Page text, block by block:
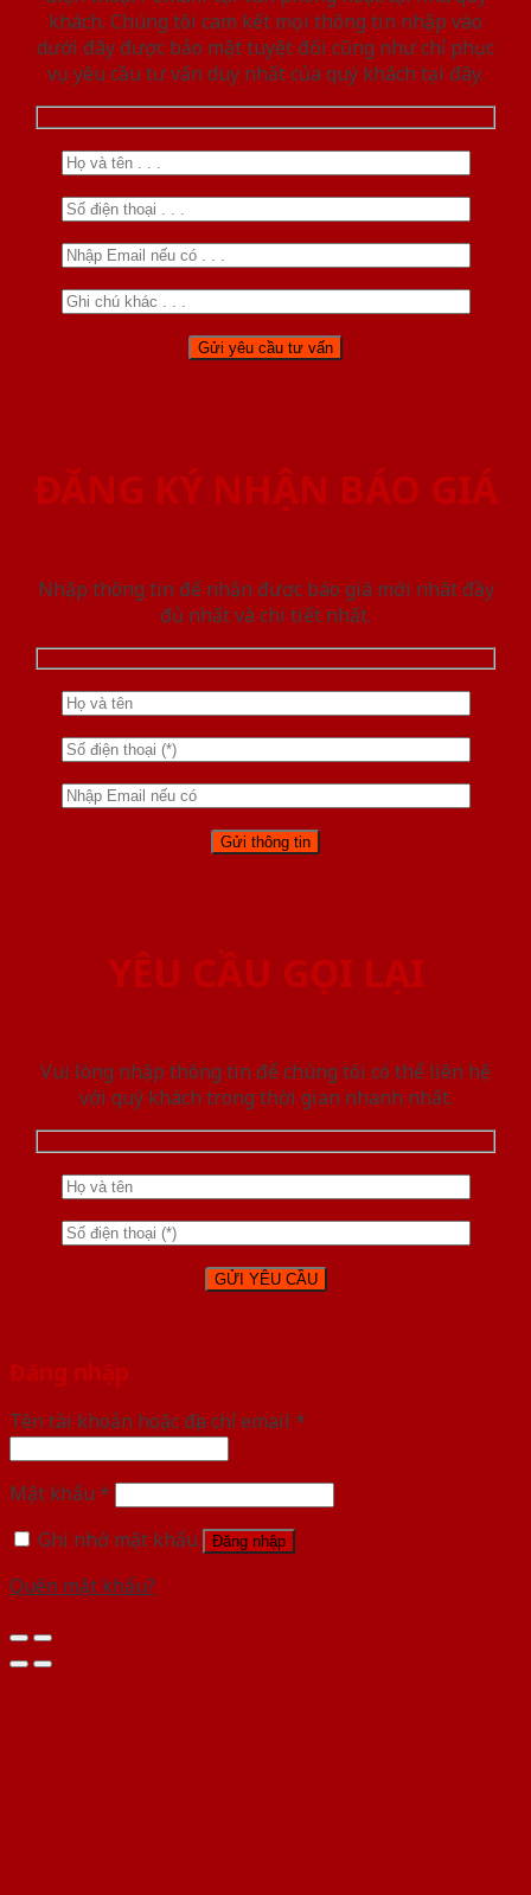
khách. Chúng tôi cam kết mọi thông tin nhập vào
dưới đây được bảo mật tuyệt đối cũng như chỉ phục
vụ yêu cầu tư vấn duy nhất của quý khách tại đây.
ĐĂNG KÝ NHẬN BÁO GIÁ
Nhập thông tin để nhận được báo giá mới nhât đầy
đủ nhất và chi tiết nhất.
YÊU CẦU GỌI LẠI
Vui lòng nhập thông tin để chúng tôi có thể liên hệ
với quý khách trong thời gian nhanh nhất.
Đăng nhập
Tên tài khoản hoặc địa chỉ email *
Mật khẩu *
Ghi nhớ mật khẩu
Đăng nhập
Quên mật khẩu?